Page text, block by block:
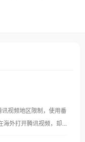
视频地区限制，使用番